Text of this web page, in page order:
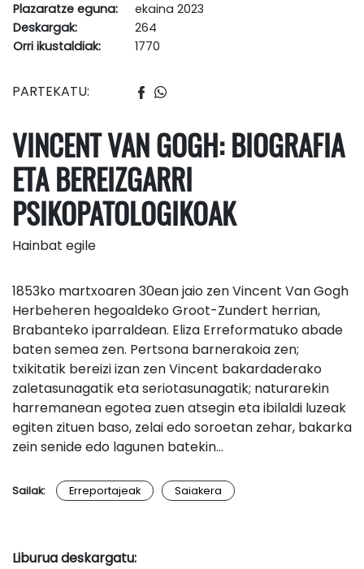
Plazaratze eguna:
ekaina 2023
Deskargak:
264
Orri ikustaldiak:
1770
PARTEKATU:
VINCENT VAN GOGH: BIOGRAFIA
ETA BEREIZGARRI
PSIKOPATOLOGIKOAK
Hainbat egile
1853ko martxoaren 30ean jaio zen Vincent Van Gogh
Herbeheren hegoaldeko Groot-Zundert herrian,
Brabanteko iparraldean. Eliza Erreformatuko abade
baten semea zen. Pertsona barnerakoia zen;
txikitatik bereizi izan zen Vincent bakardaderako
zaletasunagatik eta seriotasunagatik; naturarekin
harremanean egotea zuen atsegin eta ibilaldi luzeak
egiten zituen baso, zelai edo soroetan zehar, bakarka
zein senide edo lagunen batekin…
Sailak: Erreportajeak Saiakera
Liburua deskargatu: